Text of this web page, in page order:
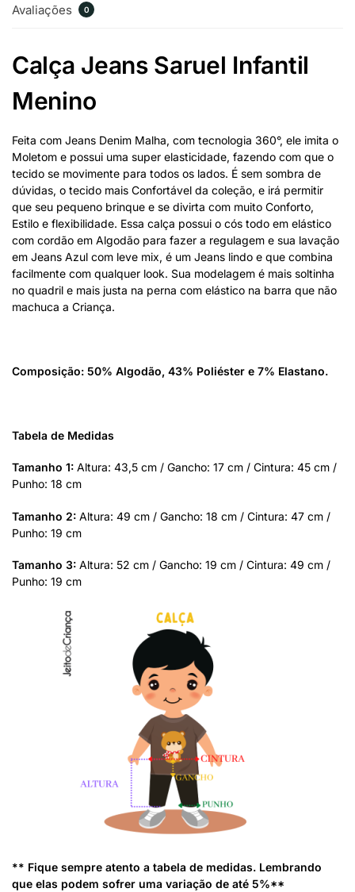
Avaliações 0
Calça Jeans Saruel Infantil
Menino
Feita com Jeans Denim Malha, com tecnologia 360°, ele imita o
Moletom e possui uma super elasticidade, fazendo com que o
tecido se movimente para todos os lados. É sem sombra de
dúvidas, o tecido mais Confortável da coleção, e irá permitir
que seu pequeno brinque e se divirta com muito Conforto,
Estilo e flexibilidade. Essa calça possui o cós todo em elástico
com cordão em Algodão para fazer a regulagem e sua lavação
em Jeans Azul com leve mix, é um Jeans lindo e que combina
facilmente com qualquer look. Sua modelagem é mais soltinha
no quadril e mais justa na perna com elástico na barra que não
machuca a Criança.
Composição: 50% Algodão, 43% Poliéster e 7% Elastano.
Tabela de Medidas
Tamanho 1: Altura: 43,5 cm / Gancho: 17 cm / Cintura: 45 cm /
Punho: 18 cm
Tamanho 2: Altura: 49 cm / Gancho: 18 cm / Cintura: 47 cm /
Punho: 19 cm
Tamanho 3: Altura: 52 cm / Gancho: 19 cm / Cintura: 49 cm /
Punho: 19 cm
** Fique sempre atento a tabela de medidas. Lembrando
que elas podem sofrer uma variação de até 5%**